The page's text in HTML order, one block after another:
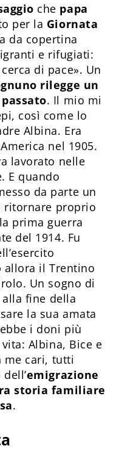
che papa
per la Giornata
da copertina
e rifugiati:
di pace». Un
rilegge un
. Il mio mi
così come lo
Albina. Era
nel 1905.
lavorato nelle
E quando
da parte un
ritornare proprio
prima guerra
del 1914. Fu
allora il Trentino
Un sogno di
alla fine della
la sua amata
i doni più
Albina, Bice e
me cari, tutti
emigrazione
storia familiare
.